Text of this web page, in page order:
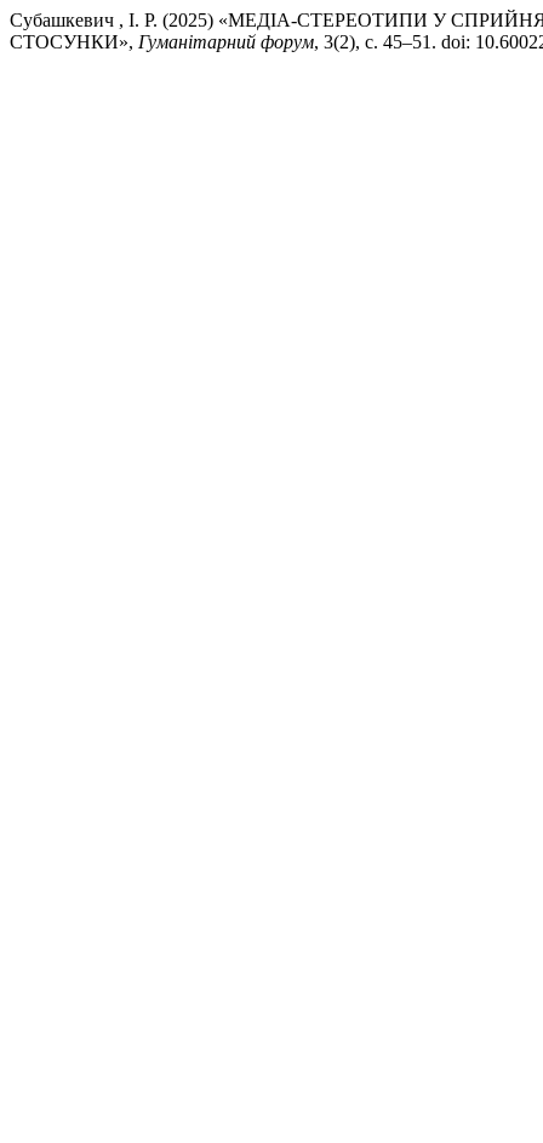
Субашкевич , І. Р. (2025) «МЕДІА-СТЕРЕОТИПИ У
СТОСУНКИ», Гуманітарний форум, 3(2), с. 45–51. doi: